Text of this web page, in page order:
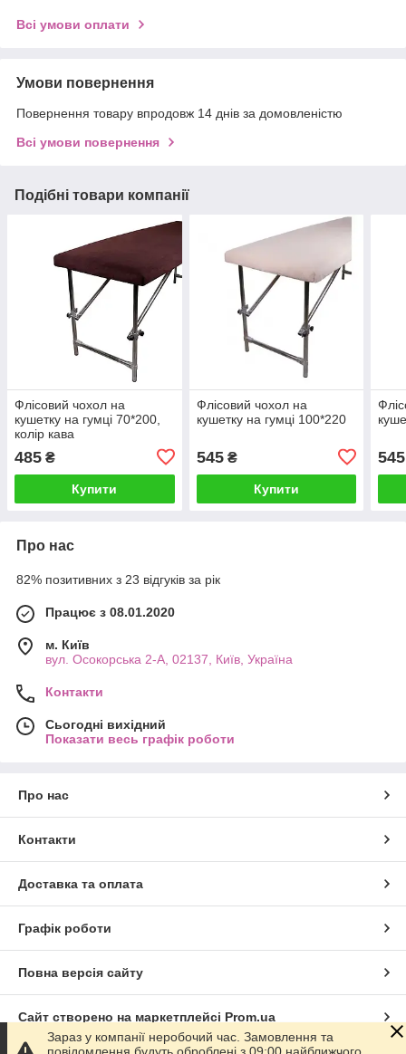
Всі умови оплати
Умови повернення
Повернення товару впродовж 14 днів за домовленістю
Всі умови повернення
Подібні товари компанії
Флісовий чохол на
кушетку на гумці 70*200,
колір кава
485 ₴
Купити
Флісовий чохол на
кушетку на гумці 100*220
545₴
Купити
545
Про нас
82% позитивних з 23 відгуків за рік
Працює з 08.01.2020
м. Київ
вул. Осокорська 2-А, 02137, Київ, Україна
Контакти
Сьогодні вихідний
Показати весь графік роботи
Про нас
Контакти
Доставка та оплата
Графік роботи
Повна версія сайту
Сайт створено на маркетплейсі Prom.ua
Зараз у компанії неробочий час. Замовлення та